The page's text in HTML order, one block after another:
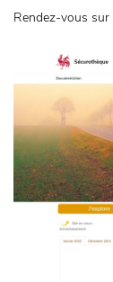
Rendez-vous sur